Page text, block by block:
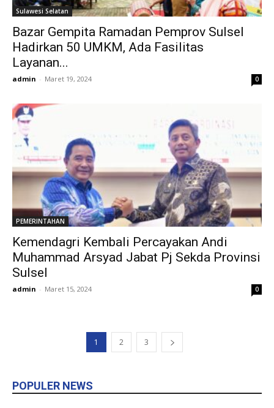
Sulawesi Selatan
Bazar Gempita Ramadan Pemprov Sulsel
Hadirkan 50 UMKM, Ada Fasilitas
Layanan...
admin - Maret 19, 2024 0
PEMERINTAHAN
Kemendagri Kembali Percayakan Andi
Muhammad Arsyad Jabat Pj Sekda Provinsi
Sulsel
admin - Maret 15, 2024 0
1 2 3
POPULER NEWS